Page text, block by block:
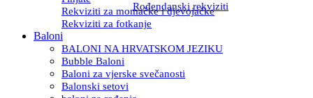
Rekviziti za momačke i djevojačke
Rođendanski rekviziti
Rekviziti za fotkanje
Baloni
BALONI NA HRVATSKOM JEZIKU
Bubble Baloni
Baloni za vjerske svečanosti
Balonski setovi